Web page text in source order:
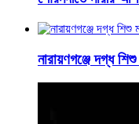
নারায়ণগঞ্জে দগ্ধ